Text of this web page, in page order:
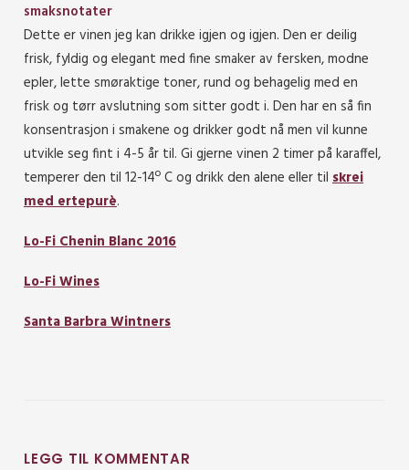
smaksnotater
Dette er vinen jeg kan drikke igjen og igjen. Den er deilig
frisk, fyldig og elegant med fine smaker av fersken, modne
epler, lette smøraktige toner, rund og behagelig med en
frisk og tørr avslutning som sitter godt i. Den har en så fin
konsentrasjon i smakene og drikker godt nå men vil kunne
utvikle seg fint i 4-5 år til. Gi gjerne vinen 2 timer på karaffel,
temperer den til 12-14º C og drikk den alene eller til skrei
med ertepurè.
Lo-Fi Chenin Blanc 2016
Lo-Fi Wines
Santa Barbra Wintners
LEGG TIL KOMMENTAR